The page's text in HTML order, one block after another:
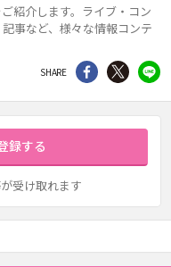
紹介します。ライブ・コン
事など、様々な情報コンテ
SHARE シェア Twitter
録する
受け取れます